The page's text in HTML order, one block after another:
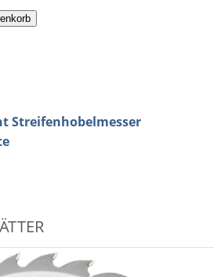
Streifenhobelmesser